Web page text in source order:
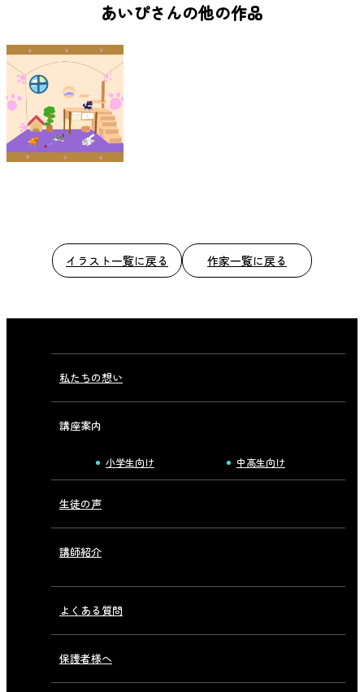
o
あいぴさんの他の作品
イラスト一覧に戻る 作家一覧に戻る
私たちの想い
講座案内
小学生向け 中高生向け
生徒の声
講師紹介
よくある質問
保護者様へ